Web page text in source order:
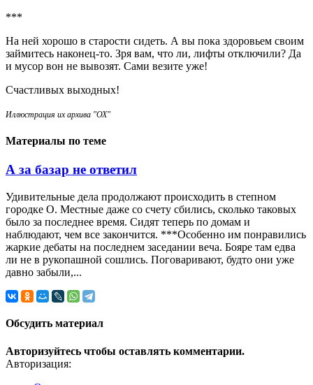
***
На ней хорошо в старости сидеть. А вы пока здоровьем своим
займитесь наконец-то. Зря вам, что ли, лифты отключили? Да
и мусор вон не вывозят. Сами везите уже!
Счастливых выходных!
Иллюстрация их архива "ОХ"
Материалы по теме
А за базар не ответил
Удивительные дела продолжают происходить в степном
городке О. Местные даже со счету сбились, сколько таковых
было за последнее время. Сидят теперь по домам и
наблюдают, чем все закончится. ***Особенно им понравились
жаркие дебаты на последнем заседании веча. Бояре там едва
ли не в рукопашной сошлись. Поговаривают, будто они уже
давно забыли,...
Обсудить материал
Авторизуйтесь чтобы оставлять комментарии.
Авторизация: